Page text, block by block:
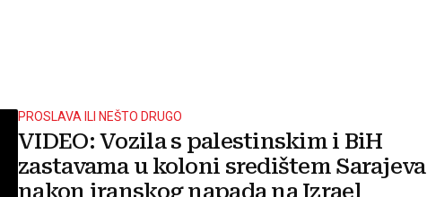
PROSLAVA ILI NEŠTO DRUGO
VIDEO: Vozila s palestinskim i BiH
zastavama u koloni središtem Sarajeva
nakon iranskog napada na Izrael